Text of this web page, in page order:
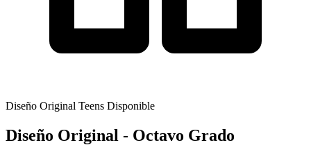
Diseño Original Teens Disponible
Diseño Original - Octavo Grado